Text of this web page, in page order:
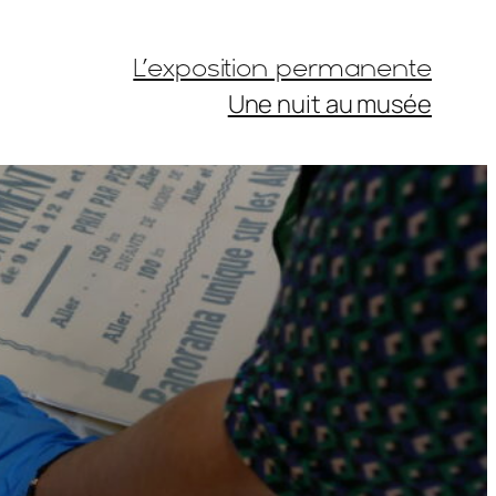
L’exposition permanente
Une nuit au musée